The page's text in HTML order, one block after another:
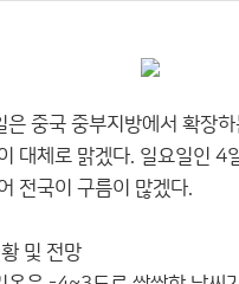
은 중국 중부지방에서 확장
대체로 맑겠다. 일요일인 4
전국이 구름이 많겠다.
및 전망